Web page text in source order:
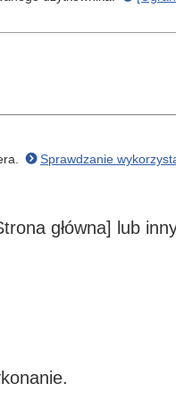
Sprawdzanie
główna] lub